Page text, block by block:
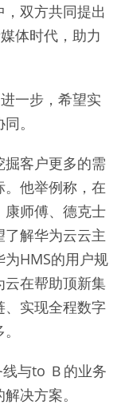
双方共同提出
体时代，助力
一步，希望实
。
掘客户更多的需
他举例称，在
康师傅、德克士
解华为云云主
HMS的用户规
云在帮助顶新集
、实现全程数字
与to Ｂ的业务
决方案。